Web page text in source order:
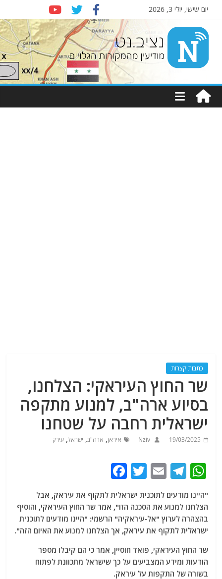
יום שישי, יולי 3, 2026
Nziv.net
מודיעין
מהמקורות
כתבות קצרות
שר החוץ העיראקי: הצלחנו,
בסיוע ארה"ב, למנוע מתקפה
ישראלית רחבה על שטחנו
19/03/2025
Nziv איראן, ארה"ב, ישראל,עירק
W
at
s
A
p
p
T
el
e
g
ra
m
E
ai
l
T
w
itt
er
a
c
e
b
o
o
"היינו מודעים לתוכנית ישראלית לתקוף את עיראק, אבל
הצלחנו למנוע את הסכנה הזו", אמר שר החוץ העיראקי, והוסיף
בהצהרה לערוץ "אל-עיראקיה" הרשמי: "היינו מודעים לתוכנית
ישראלית לתקוף את עיראק, אך הצלחנו למנוע את האיום הזה".
שר החוץ העיראקי, פואד חוסיין, אמר כי הם קיבלו מספר
הודעות ומידע המצביעים על כך שישראל מתכוונת לפתוח
בשורה של התקפות על עיראק.